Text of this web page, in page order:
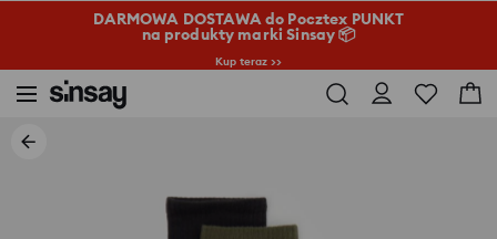
DARMOWA DOSTAWA do Pocztex PUNKT
na produkty marki Sinsay 📦
Kup teraz >>